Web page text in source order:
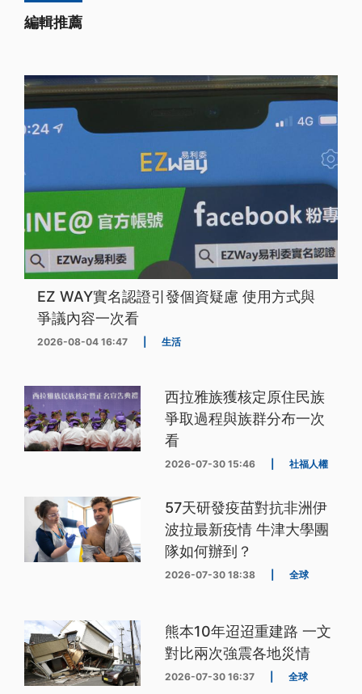
編輯推薦
EZ WAY實名認證引發個資疑慮 使用方式與
爭議內容一次看
2026-08-04 16:47 生活
西拉雅族獲核定原住民族
爭取過程與族群分布一次
看
2026-07-30 15:46 社福人權
57天研發疫苗對抗非洲伊
波拉最新疫情 牛津大學團
隊如何辦到？
2026-07-30 18:38 全球
熊本10年迢迢重建路 一文
對比兩次強震各地災情
2026-07-30 16:37 全球